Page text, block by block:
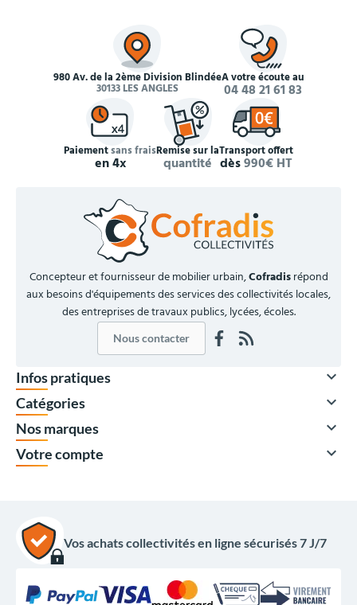
980 Av. de la 2ème Division Blindée
30133 LES ANGLES
À votre écoute au
04 48 21 61 83
Paiementsans frais
en 4x
Remise sur la
quantité
Transport offert
dès990€ HT
Concepteur et fournisseur de mobilier urbain,Cofradisrépond
aux besoins d'équipements des services des collectivités locales,
des entreprises de travaux publics, lycées, écoles.
Nous contacter
Infos pratiques 
Catégories 
Nos marques 
Votre compte 
Vos achats collectivités en ligne sécurisés 7 J/7